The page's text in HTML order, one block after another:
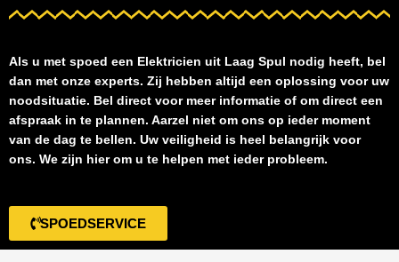
Als u met spoed een Elektricien uit Laag Spul nodig heeft, bel
dan met onze experts. Zij hebben altijd een oplossing voor uw
noodsituatie. Bel direct voor meer informatie of om direct een
afspraak in te plannen. Aarzel niet om ons op ieder moment
van de dag te bellen. Uw veiligheid is heel belangrijk voor
ons. We zijn hier om u te helpen met ieder probleem.
SPOEDSERVICE